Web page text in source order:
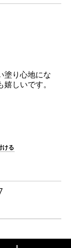
塗り心地にな
しいです。
ける